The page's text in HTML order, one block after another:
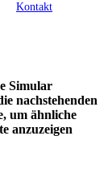
Kontakt
Simular
nachstehenden
um ähnliche
anzuzeigen